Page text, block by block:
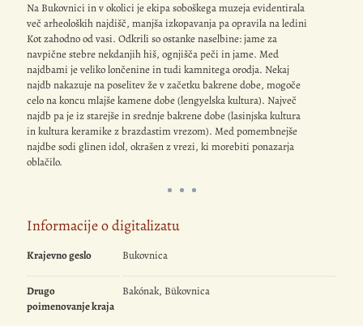
Na Bukovnici in v okolici je ekipa soboškega muzeja evidentirala
več arheoloških najdišč, manjša izkopavanja pa opravila na ledini
Kot zahodno od vasi. Odkrili so ostanke naselbine: jame za
navpične stebre nekdanjih hiš, ognjišča peči in jame. Med
najdbami je veliko lončenine in tudi kamnitega orodja. Nekaj
najdb nakazuje na poselitev že v začetku bakrene dobe, mogoče
celo na koncu mlajše kamene dobe (lengyelska kultura). Največ
najdb pa je iz starejše in srednje bakrene dobe (lasinjska kultura
in kultura keramike z brazdastim vrezom). Med pomembnejše
najdbe sodi glinen idol, okrašen z vrezi, ki morebiti ponazarja
oblačilo.
Informacije o digitalizatu
Krajevno geslo Bukovnica
Drugo
poimenovanje kraja
Bakónak, Bükovnica